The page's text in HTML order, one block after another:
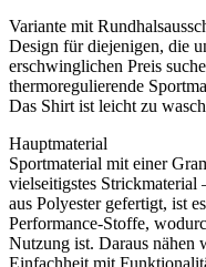
Variante mit
Design für diejenigen, die
erschwinglichen Preis
thermoregulierende
Das Shirt ist leicht zu
Hauptmaterial
Sportmaterial mit einer
vielseitigstes
aus Polyester gefertigt, ist
Performance-Stoffe,
Nutzung ist. Daraus nähen